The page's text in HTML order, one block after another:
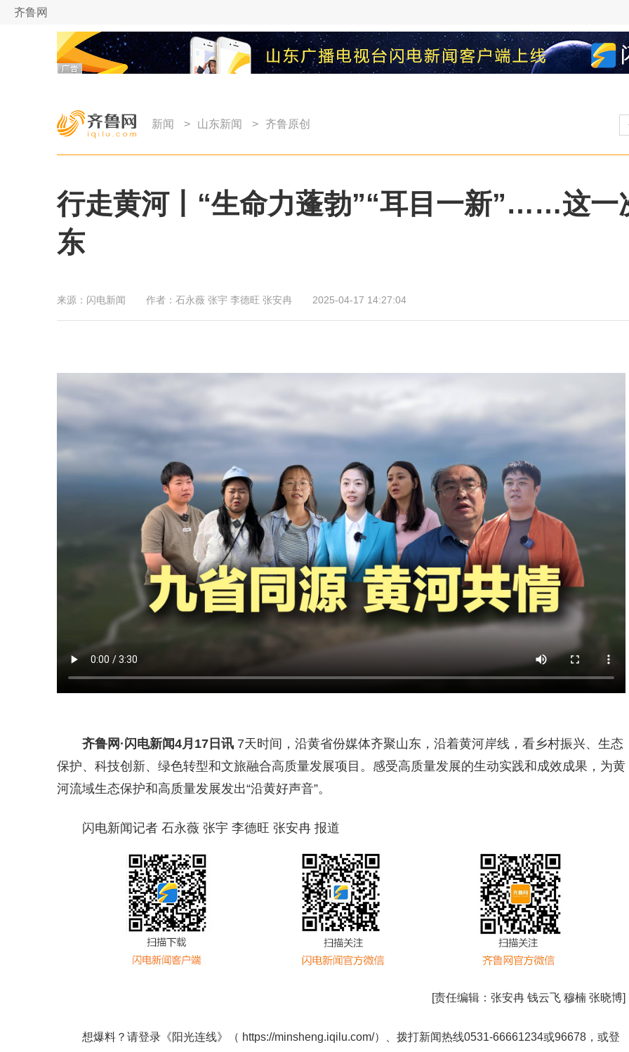
齐鲁网
新闻 > 山东新闻 > 齐鲁原创
行走黄河丨“生命力蓬勃”“耳目一新”……这一
东
来源： 闪电新闻 作者： 石永薇 张宇 李德旺 张安冉 2025-04-17 14:27:04
齐鲁网 ·闪电新闻4月17日讯7天时间，沿黄省份媒体齐聚山东，沿着黄河岸线，看乡村振兴、生态
保护、科技创新、绿色转型和文旅融合高质量发展项目。感受高质量发展的生动实践和成效成果，为黄
河流域生态保护和高质量发展发出“沿黄好声音”。
闪电新闻记者 石永薇 张宇 李德旺 张安冉 报道
[责任编辑： 张安冉 钱云飞 穆楠 张晓博]
想爆料？请登录《阳光连线》（ https://minsheng.iqilu.com/）、拨打新闻热线0531-66661234或96678，或登